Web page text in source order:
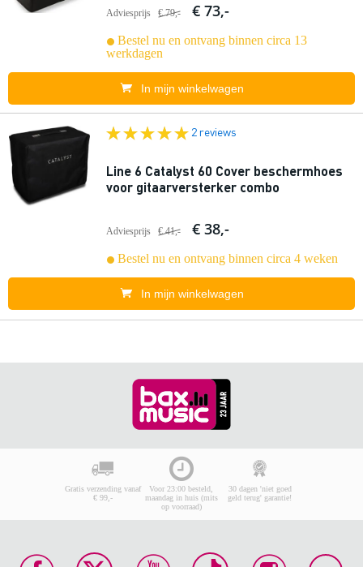
Adviesprijs € 79,- € 73,-
Bestel nu en ontvang binnen circa 13
werkdagen
In mijn winkelwagen
2 reviews
Line 6 Catalyst 60 Cover beschermhoes
voor gitaarversterker combo
Adviesprijs € 41,- € 38,-
Bestel nu en ontvang binnen circa 4 weken
In mijn winkelwagen
Gratis verzending vanaf
€ 99,-
Voor 23:00 besteld,
maandag in huis (mits
op voorraad)
30 dagen 'niet goed
geld terug' garantie!